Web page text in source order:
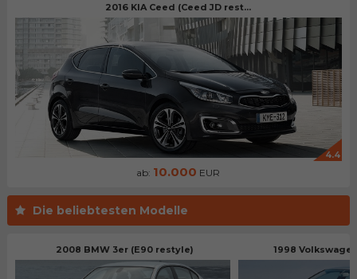
2016 KIA Ceed (Ceed JD rest...
4.4
ab: 10.000 EUR
Die beliebtesten Modelle
2008 BMW 3er (E90 restyle) 1998